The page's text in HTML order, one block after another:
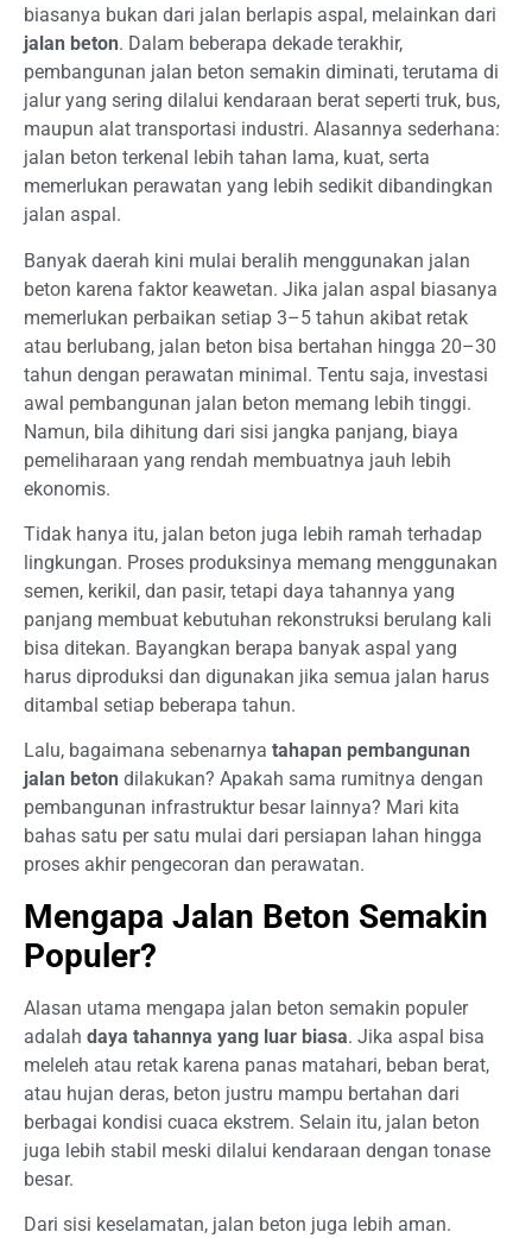
biasanya bukan dari jalan berlapis aspal, melainkan dari
jalan beton. Dalam beberapa dekade terakhir,
pembangunan jalan beton semakin diminati, terutama di
jalur yang sering dilalui kendaraan berat seperti truk, bus,
maupun alat transportasi industri. Alasannya sederhana:
jalan beton terkenal lebih tahan lama, kuat, serta
memerlukan perawatan yang lebih sedikit dibandingkan
jalan aspal.
Banyak daerah kini mulai beralih menggunakan jalan
beton karena faktor keawetan. Jika jalan aspal biasanya
memerlukan perbaikan setiap 3–5 tahun akibat retak
atau berlubang, jalan beton bisa bertahan hingga 20–30
tahun dengan perawatan minimal. Tentu saja, investasi
awal pembangunan jalan beton memang lebih tinggi.
Namun, bila dihitung dari sisi jangka panjang, biaya
pemeliharaan yang rendah membuatnya jauh lebih
ekonomis.
Tidak hanya itu, jalan beton juga lebih ramah terhadap
lingkungan. Proses produksinya memang menggunakan
semen, kerikil, dan pasir, tetapi daya tahannya yang
panjang membuat kebutuhan rekonstruksi berulang kali
bisa ditekan. Bayangkan berapa banyak aspal yang
harus diproduksi dan digunakan jika semua jalan harus
ditambal setiap beberapa tahun.
Lalu, bagaimana sebenarnya tahapan pembangunan
jalan beton dilakukan? Apakah sama rumitnya dengan
pembangunan infrastruktur besar lainnya? Mari kita
bahas satu per satu mulai dari persiapan lahan hingga
proses akhir pengecoran dan perawatan.
Mengapa Jalan Beton Semakin
Populer?
Alasan utama mengapa jalan beton semakin populer
adalah daya tahannya yang luar biasa. Jika aspal bisa
meleleh atau retak karena panas matahari, beban berat,
atau hujan deras, beton justru mampu bertahan dari
berbagai kondisi cuaca ekstrem. Selain itu, jalan beton
juga lebih stabil meski dilalui kendaraan dengan tonase
besar.
Dari sisi keselamatan, jalan beton juga lebih aman.